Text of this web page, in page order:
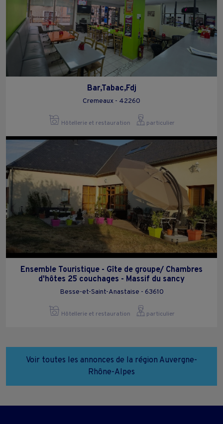
Bar,Tabac,Fdj
Cremeaux - 42260
Hôtellerie et restauration particulier
Ensemble Touristique - Gîte de groupe/ Chambres
d'hôtes 25 couchages - Massif du sancy
Besse-et-Saint-Anastaise - 63610
Hôtellerie et restauration particulier
Voir toutes les annonces de la région Auvergne-
Rhône-Alpes